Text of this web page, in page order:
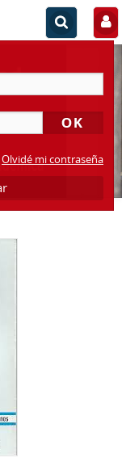
Olvidé mi contraseña